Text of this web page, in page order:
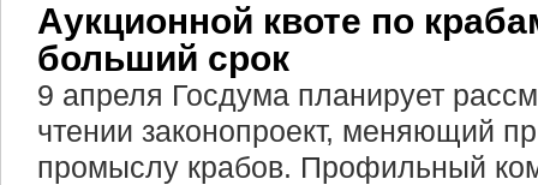
Аукционной квоте по
больший срок
9 апреля Госдума планирует
чтении законопроект, меняющий
промыслу крабов. Профильный